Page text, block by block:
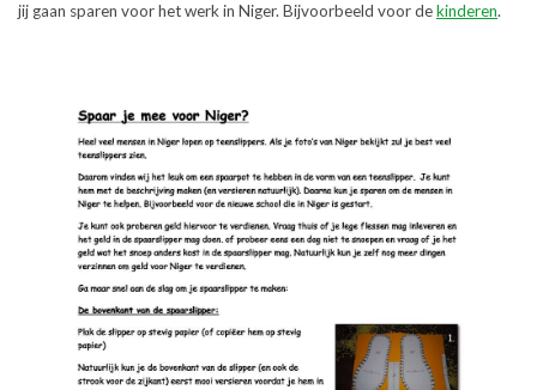
jij gaan sparen voor het werk in Niger. Bijvoorbeeld voor dekinderen.